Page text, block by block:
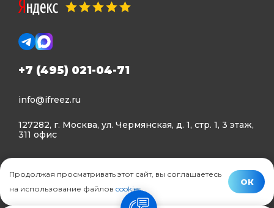
+7 (495) 021-04-71
info@ifreez.ru
127282, г. Москва, ул. Чермянская, д. 1, стр. 1, 3 этаж,
311 офис
Политика конфиденциальности
Политика использования Cookies
Продолжая просматривать этот сайт, вы соглашаетесь
на использование файлов cookies.
ОК